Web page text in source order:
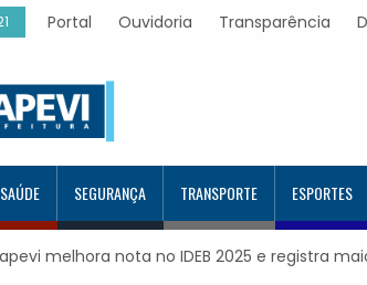
Portal Ouvidoria Transparência
SAÚDE SEGURANÇA TRANSPORTE ESPORTES
nota no IDEB 2025 e registra maior evolução